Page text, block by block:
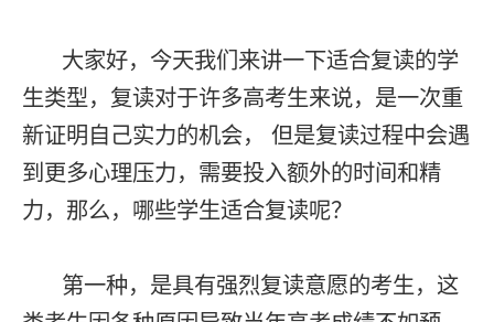
大家好，今天我们来讲一下适合复读的学
生类型，复读对于许多高考生来说，是一次重
新证明自己实力的机会， 但是复读过程中会遇
到更多心理压力，需要投入额外的时间和精
力，那么，哪些学生适合复读呢？
第一种，是具有强烈复读意愿的考生，这